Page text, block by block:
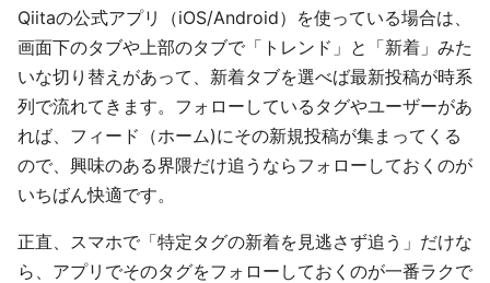
Qiitaの公式アプリ（iOS/Android）を使っている場合は、
画面下のタブや上部のタブで「トレンド」と「新着」みた
いな切り替えがあって、新着タブを選べば最新投稿が時系
列で流れてきます。フォローしているタグやユーザーがあ
れば、フィード（ホーム)にその新規投稿が集まってくる
ので、興味のある界隈だけ追うならフォローしておくのが
いちばん快適です。
正直、スマホで「特定タグの新着を見逃さず追う」だけな
ら、アプリでそのタグをフォローしておくのが一番ラクで